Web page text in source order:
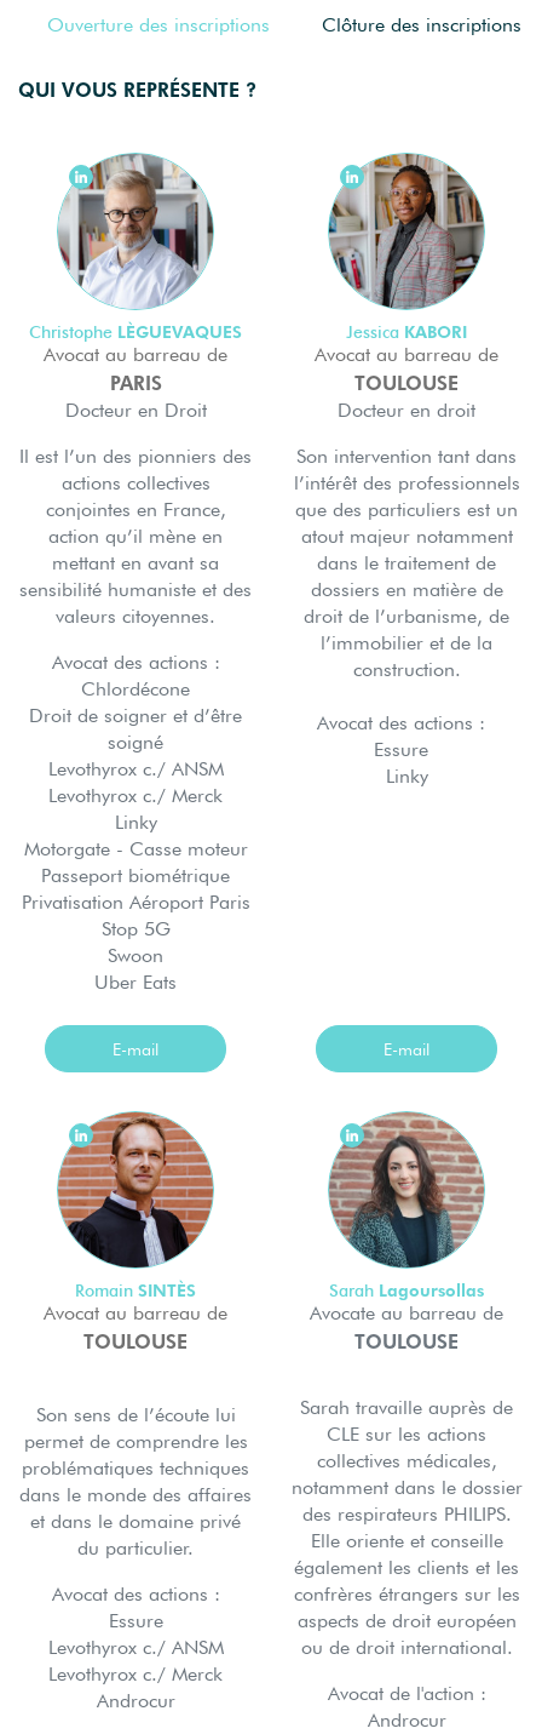
Ouverture des inscriptions Clôture des inscriptions
QUI VOUS REPRÉSENTE ?
Christophe LÈGUEVAQUES
Avocat au barreau de
PARIS
Docteur en Droit
Il est l’un des pionniers des
actions collectives
conjointes en France,
action qu’il mène en
mettant en avant sa
sensibilité humaniste et des
valeurs citoyennes.
Avocat des actions :
Chlordécone
Droit de soigner et d’être
soigné
Levothyrox c./ ANSM
Levothyrox c./ Merck
Linky
Motorgate - Casse moteur
Passeport biométrique
Privatisation Aéroport Paris
Stop 5G
Swoon
Uber Eats
E-mail
Jessica KABORI
Avocat au barreau de
TOULOUSE
Docteur en droit
Son intervention tant dans
l’intérêt des professionnels
que des particuliers est un
atout majeur notamment
dans le traitement de
dossiers en matière de
droit de l’urbanisme, de
l’immobilier et de la
construction.
Avocat des actions :
Essure
Linky
E-mail
Romain SINTÈS
Avocat au barreau de
TOULOUSE
Son sens de l’écoute lui
permet de comprendre les
problématiques techniques
dans le monde des affaires
et dans le domaine privé
du particulier.
Avocat des actions :
Essure
Levothyrox c./ ANSM
Levothyrox c./ Merck
Androcur
Sarah Lagoursollas
Avocate au barreau de
TOULOUSE
Sarah travaille auprès de
CLE sur les actions
collectives médicales,
notamment dans le dossier
des respirateurs PHILIPS.
Elle oriente et conseille
également les clients et les
confrères étrangers sur les
aspects de droit européen
ou de droit international.
Avocat de l'action :
Androcur